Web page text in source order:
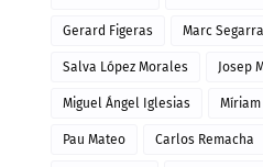
Gerard Figeras Marc Segarra
Salva López Morales Josep
Miguel Ángel Iglesias Míriam
Pau Mateo Carlos Remacha